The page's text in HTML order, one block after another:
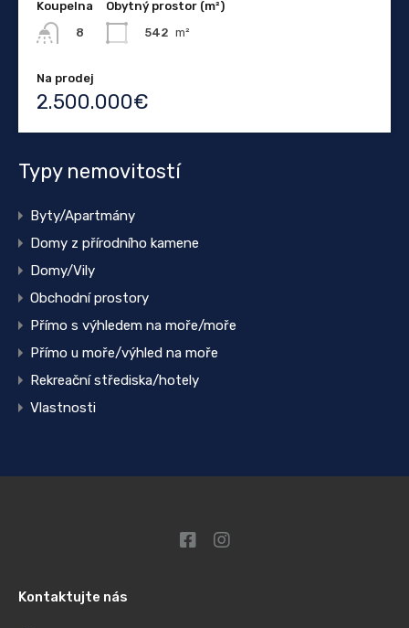
Koupelna
8
Obytný prostor (m²)
542 m²
Na prodej
2.500.000€
Typy nemovitostí
Byty/Apartmány
Domy z přírodního kamene
Domy/Vily
Obchodní prostory
Přímo s výhledem na moře/moře
Přímo u moře/výhled na moře
Rekreační střediska/hotely
Vlastnosti
Kontaktujte nás